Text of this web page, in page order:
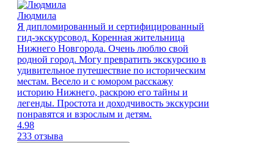
Людмила
Я дипломированный и сертифицированный
гид-экскурсовод. Коренная жительница
Нижнего Новгорода. Очень люблю свой
родной город. Могу превратить экскурсию в
удивительное путешествие по историческим
местам. Весело и с юмором расскажу
историю Нижнего, раскрою его тайны и
легенды. Простота и доходчивость экскурсии
понравятся и взрослым и детям.
4.98
233 отзыва